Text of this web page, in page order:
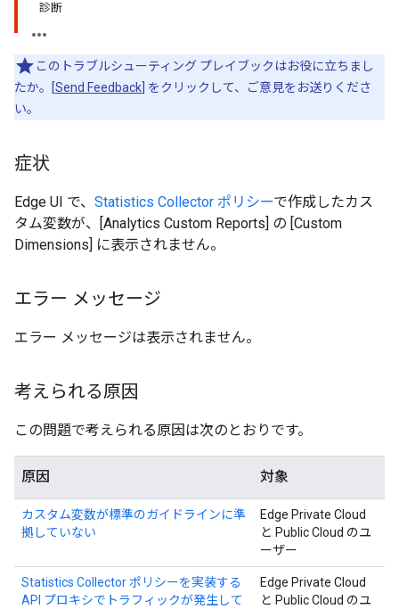
診断
このトラブルシューティング プレイブックはお役に立ちまし
たか。[Send Feedback ] をクリックして、ご意見をお送りくださ
い。
症状
Edge UI で、 Statistics Collector ポリシーで作成したカス
タム変数が、[Analytics Custom Reports] の [Custom
Dimensions] に表示されません。
エラー メッセージ
エラー メッセージは表示されません。
考えられる原因
この問題で考えられる原因は次のとおりです。
原因 対象
カスタム変数が標準のガイドラインに準
拠していない
Edge Private Cloud
と Public Cloud のユ
ーザー
Statistics Collector ポリシーを実装する
API プロキシでトラフィックが発生して
Edge Private Cloud
と Public Cloud のユ